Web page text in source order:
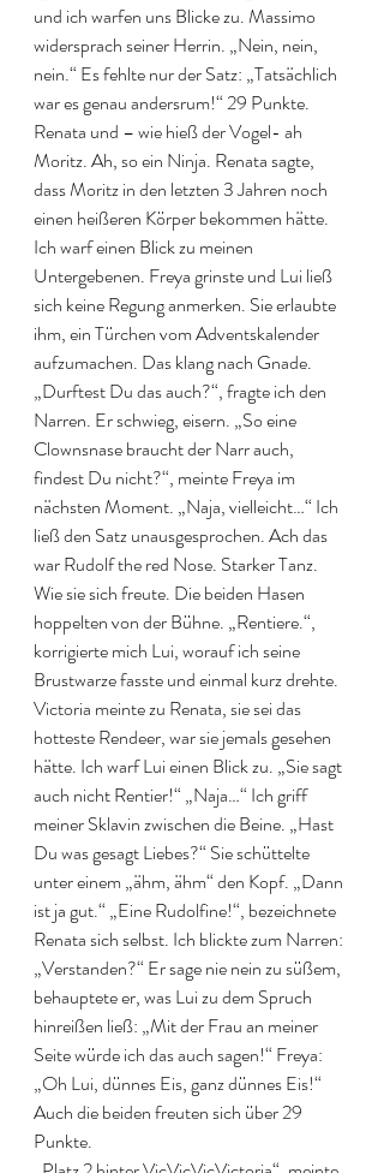
und ich warfen uns Blicke zu. Massimo
widersprach seiner Herrin. „Nein, nein,
nein.“ Es fehlte nur der Satz: „Tatsächlich
war es genau andersrum!“ 29 Punkte.
Renata und – wie hieß der Vogel- ah
Moritz. Ah, so ein Ninja. Renata sagte,
dass Moritz in den letzten 3 Jahren noch
einen heißeren Körper bekommen hätte.
Ich warf einen Blick zu meinen
Untergebenen. Freya grinste und Lui ließ
sich keine Regung anmerken. Sie erlaubte
ihm, ein Türchen vom Adventskalender
aufzumachen. Das klang nach Gnade.
„Durftest Du das auch?“, fragte ich den
Narren. Er schwieg, eisern. „So eine
Clownsnase braucht der Narr auch,
findest Du nicht?“, meinte Freya im
nächsten Moment. „Naja, vielleicht…“ Ich
ließ den Satz unausgesprochen. Ach das
war Rudolf the red Nose. Starker Tanz.
Wie sie sich freute. Die beiden Hasen
hoppelten von der Bühne. „Rentiere.“,
korrigierte mich Lui, worauf ich seine
Brustwarze fasste und einmal kurz drehte.
Victoria meinte zu Renata, sie sei das
hotteste Rendeer, war sie jemals gesehen
hätte. Ich warf Lui einen Blick zu. „Sie sagt
auch nicht Rentier!“ „Naja…“ Ich griff
meiner Sklavin zwischen die Beine. „Hast
Du was gesagt Liebes?“ Sie schüttelte
unter einem „ähm, ähm“ den Kopf. „Dann
ist ja gut.“ „Eine Rudolfine!“, bezeichnete
Renata sich selbst. Ich blickte zum Narren:
„Verstanden?“ Er sage nie nein zu süßem,
behauptete er, was Lui zu dem Spruch
hinreißen ließ: „Mit der Frau an meiner
Seite würde ich das auch sagen!“ Freya:
„Oh Lui, dünnes Eis, ganz dünnes Eis!“
Auch die beiden freuten sich über 29
Punkte.